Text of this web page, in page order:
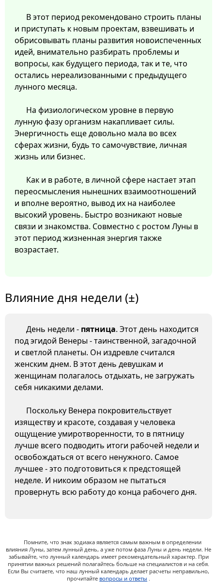
В этот период рекомендовано строить планы
и приступать к новым проектам, взвешивать и
обрисовывать планы развития новоиспеченных
идей, внимательно разбирать проблемы и
вопросы, как будущего периода, так и те, что
остались нереализованными с предыдущего
лунного месяца.
На физиологическом уровне в первую
лунную фазу организм накапливает силы.
Энергичность еще довольно мала во всех
сферах жизни, будь то самочувствие, личная
жизнь или бизнес.
Как и в работе, в личной сфере настает этап
переосмысления нынешних взаимоотношений
и вполне вероятно, вывод их на наиболее
высокий уровень. Быстро возникают новые
связи и знакомства. Совместно с ростом Луны в
этот период жизненная энергия также
возрастает.
Влияние дня недели (±)
День недели - пятница. Этот день находится
под эгидой Венеры - таинственной, загадочной
и светлой планеты. Он издревле считался
женским днем. В этот день девушкам и
женщинам полагалось отдыхать, не загружать
себя никакими делами.
Поскольку Венера покровительствует
изяществу и красоте, создавая у человека
ощущение умиротворенности, то в пятницу
лучше всего подводить итоги рабочей недели и
освобождаться от всего ненужного. Самое
лучшее - это подготовиться к предстоящей
неделе. И никоим образом не пытаться
провернуть всю работу до конца рабочего дня.
Помните, что знак зодиака является самым важным в определении
влияния Луны, затем лунный день, а уже потом фаза Луны и день недели. Не
забывайте, что лунный календарь имеет рекомендательный характер. При
принятии важных решений полагайтесь больше на специалистов и на себя.
Если Вы считаете, что наш лунный календарь делает расчеты неправильно,
прочитайте вопросы и ответы .